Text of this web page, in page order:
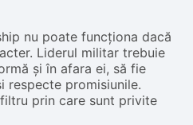
nu poate funcționa dacă
Liderul militar trebuie
și în afara ei, să fie
respecte promisiunile.
prin care sunt privite